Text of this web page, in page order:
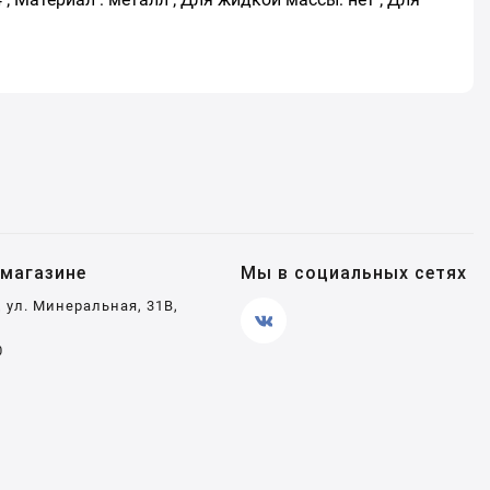
ул. Минеральная, 31В,
Мы в социальных сетях